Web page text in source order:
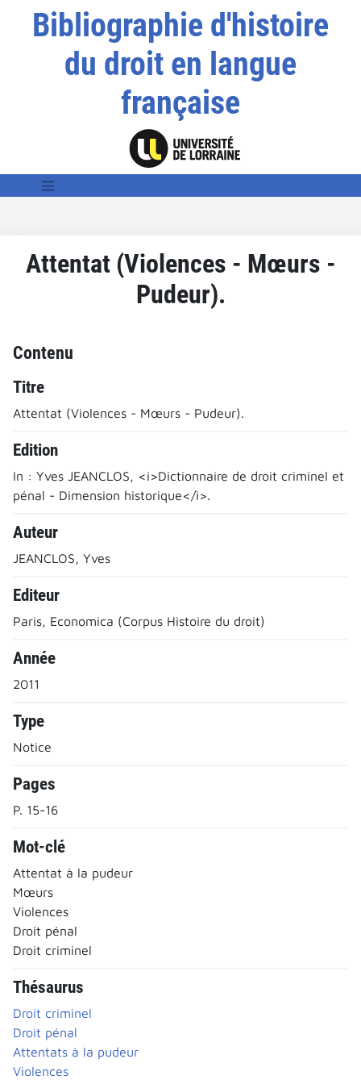
Bibliographie d'histoire
du droit en langue
française
Attentat (Violences - Mœurs -
Pudeur).
Contenu
Titre
Attentat (Violences - Mœurs - Pudeur).
Edition
In : Yves JEANCLOS, <i>Dictionnaire de droit criminel et
pénal - Dimension historique</i>.
Auteur
JEANCLOS, Yves
Editeur
Paris, Economica (Corpus Histoire du droit)
Année
2011
Type
Notice
Pages
P. 15-16
Mot-clé
Attentat à la pudeur
Mœurs
Violences
Droit pénal
Droit criminel
Thésaurus
Droit criminel
Droit pénal
Attentats à la pudeur
Violences